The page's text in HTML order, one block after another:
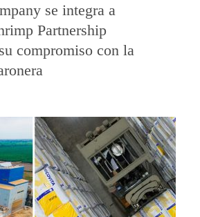
se integra a
Partnership
compromiso con la